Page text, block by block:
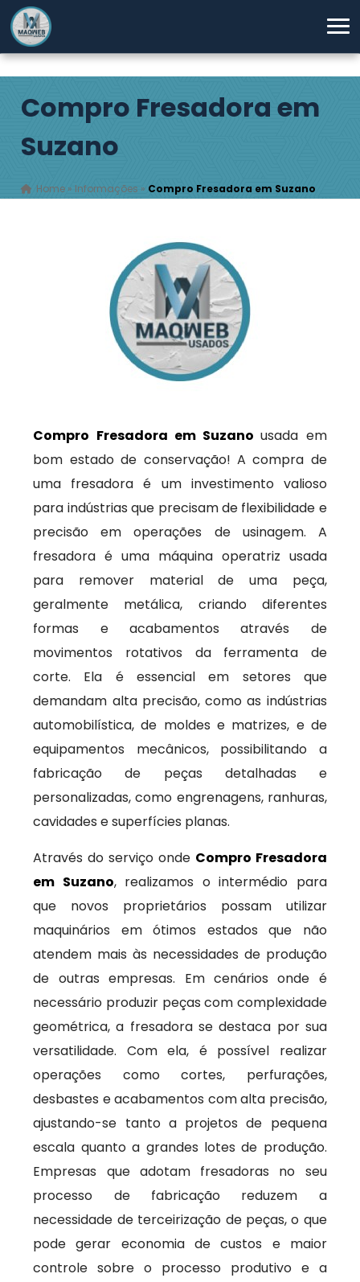
Compro Fresadora em
Suzano
Home » Informações » Compro Fresadora em Suzano
Compro Fresadora em Suzanousada em
bom estado de conservação! A compra de
uma fresadora é um investimento valioso
para indústrias que precisam de flexibilidade e
precisão em operações de usinagem. A
fresadora é uma máquina operatriz usada
para remover material de uma peça,
geralmente metálica, criando diferentes
formas e acabamentos através de
movimentos rotativos da ferramenta de
corte. Ela é essencial em setores que
demandam alta precisão, como as indústrias
automobilística, de moldes e matrizes, e de
equipamentos mecânicos, possibilitando a
fabricação de peças detalhadas e
personalizadas, como engrenagens, ranhuras,
cavidades e superfícies planas.
Através do serviço onde Compro Fresadora
em Suzano, realizamos o intermédio para
que novos proprietários possam utilizar
maquinários em ótimos estados que não
atendem mais às necessidades de produção
de outras empresas. Em cenários onde é
necessário produzir peças com complexidade
geométrica, a fresadora se destaca por sua
versatilidade. Com ela, é possível realizar
operações como cortes, perfurações,
desbastes e acabamentos com alta precisão,
ajustando-se tanto a projetos de pequena
escala quanto a grandes lotes de produção.
Empresas que adotam fresadoras no seu
processo de fabricação reduzem a
necessidade de terceirização de peças, o que
pode gerar economia de custos e maior
controle sobre o processo produtivo e a